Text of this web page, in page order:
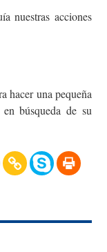
nuestras acciones
hacer una pequeña
búsqueda de su